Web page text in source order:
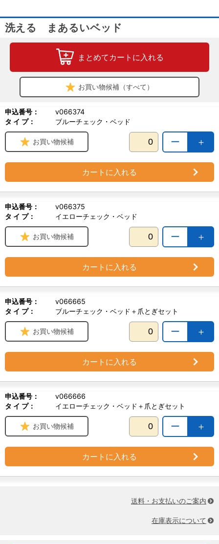
「PET+HAPPYな毎日を快適に」の想いで開発されたペピイのオリ
ジナルブランド。
愛犬・愛猫の快適さはもちろん、暮らしの中のお困りを解決するア
30年間蓄積された、お客様からのお声+専門家視点を高い安全性で
「カタチ」にしています。
洗える まあるいベッド
まとめてカートに入れる
お買い物候補（すべて）
申込番号：
v066374
タ イ プ：
ブルーチェック・ベッド
＋
ー
お買い物候補
カートに入れる
申込番号：
v066375
タ イ プ：
イエローチェック・ベッド
＋
ー
お買い物候補
カートに入れる
申込番号：
v066665
タ イ プ：
ブルーチェック・ベッド＋爪とぎセット
＋
ー
お買い物候補
カートに入れる
申込番号：
v066666
タ イ プ：
イエローチェック・ベッド＋爪とぎセット
＋
ー
お買い物候補
カートに入れる
送料・お支払いのご案内
在庫表示について